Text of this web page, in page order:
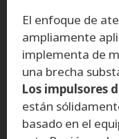
El enfoque de
ampliamente
implementa de
una brecha
Los impulsores
están
basado en el